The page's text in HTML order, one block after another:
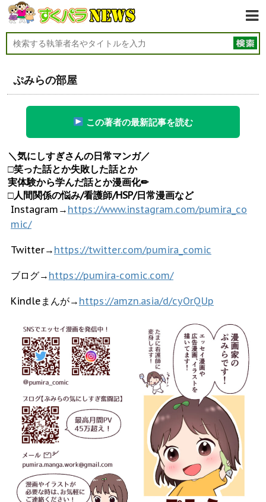
ぷみらの部屋
この著者の最新記事を読む
＼気にしすぎさんの日常マンガ／
□笑った話とか失敗した話とか
実体験から学んだ話とか漫画化✏︎
□人間関係の悩み/看護師/HSP/日常漫画など
Instagram→ https://www.instagram.com/pumira_co
mic/
Twitter→ https://twitter.com/pumira_comic
ブログ→ https://pumira-comic.com/
Kindleまんが→ https://amzn.asia/d/cyOrQUp